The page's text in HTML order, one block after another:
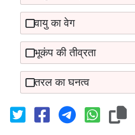
वायु का वेग
भूकंप की तीव्रता
तरल का घनत्व